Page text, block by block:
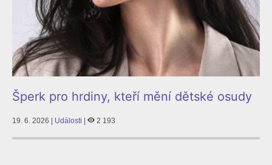
Šperk pro hrdiny, kteří mění dětské osudy
19. 6. 2026 | Události | 2 193